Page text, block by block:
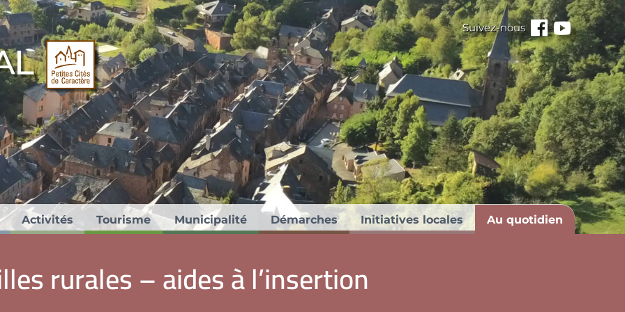
Suivez-nous
Facebook
Youtube
de Caractère®.
Activités Tourisme Municipalité Démarches Initiatives locales Au quotidien
rurales – aides à l’insertion